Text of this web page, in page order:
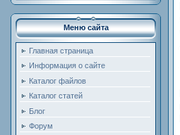
Меню сайта
Главная страница
Информация о сайте
Каталог файлов
Каталог статей
Блог
Форум